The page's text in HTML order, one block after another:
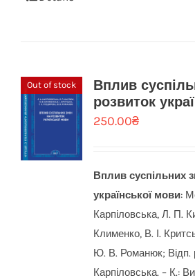
Out of stock
Вплив
розвиток
250.00₴
Вплив суспільних
української мови:
Карпіловська, Л. П.
Клименко, В. І.
Ю. В. Романюк; Відп.
Карпіловська. – К.: